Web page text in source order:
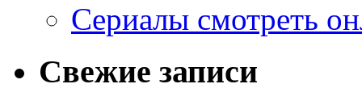
Сериалы смотреть
Свежие записи